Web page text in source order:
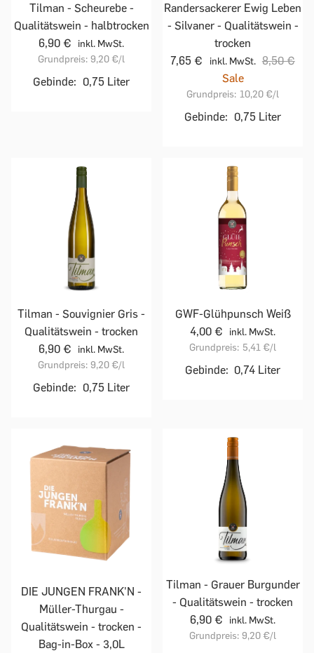
Tilman - Scheurebe -
Qualitätswein - halbtrocken
6,90 €
inkl. MwSt.
Grundpreis: 9,20 €/l
Gebinde: 0,75 Liter
Randersackerer Ewig Leben
- Silvaner - Qualitätswein -
trocken
7,65 €
inkl. MwSt. 8,50 €
Sale
Grundpreis: 10,20 €/l
Gebinde: 0,75 Liter
Tilman - Souvignier Gris -
Qualitätswein - trocken
6,90 €
inkl. MwSt.
Grundpreis: 9,20 €/l
Gebinde: 0,75 Liter
GWF-Glühpunsch Weiß
4,00 €
inkl. MwSt.
Grundpreis: 5,41 €/l
Gebinde: 0,74 Liter
DIE JUNGEN FRANK'N -
Müller-Thurgau -
Qualitätswein - trocken -
Bag-in-Box - 3,0L
Tilman - Grauer Burgunder
- Qualitätswein - trocken
6,90 €
inkl. MwSt.
Grundpreis: 9,20 €/l